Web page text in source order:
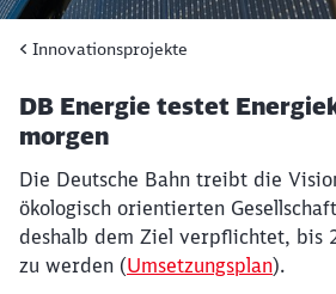
Innovationsprojekte
DB Energie testet
morgen
Die Deutsche Bahn treibt die
ökologisch orientierten
deshalb dem Ziel verpflichtet, bis
zu werden (Umsetzungsplan).